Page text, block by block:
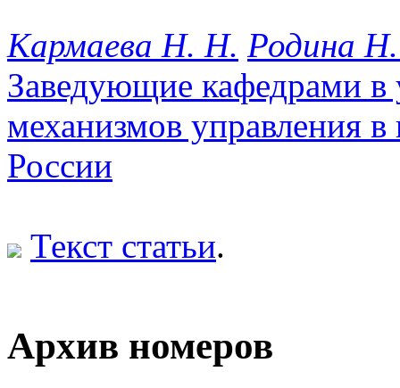
Кармаева Н. Н. Родина
Заведующие кафедрами
механизмов управления
России
Текст статьи.
Архив номеров